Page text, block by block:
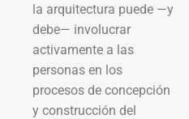
la arquitectura puede —y
debe— involucrar
activamente a las
personas en los
procesos de concepción
y construcción del